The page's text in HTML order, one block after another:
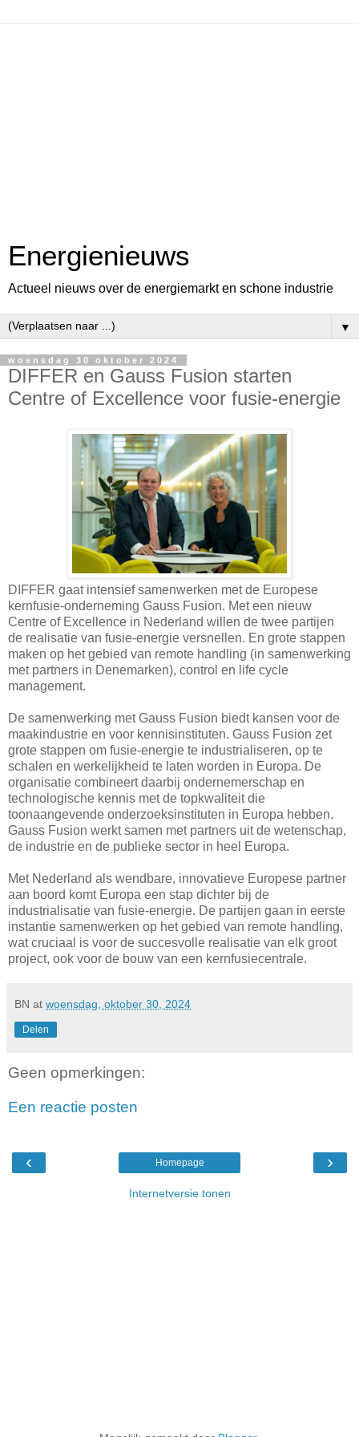
Energienieuws
Actueel nieuws over de energiemarkt en schone industrie
▼
woensdag 30 oktober 2024
DIFFER en Gauss Fusion starten
Centre of Excellence voor fusie-energie
DIFFER gaat intensief samenwerken met de Europese
kernfusie-onderneming Gauss Fusion. Met een nieuw
Centre of Excellence in Nederland willen de twee partijen
de realisatie van fusie-energie versnellen. En grote stappen
maken op het gebied van remote handling (in samenwerking
met partners in Denemarken), control en life cycle
management.
De samenwerking met Gauss Fusion biedt kansen voor de
maakindustrie en voor kennisinstituten. Gauss Fusion zet
grote stappen om fusie-energie te industrialiseren, op te
schalen en werkelijkheid te laten worden in Europa. De
organisatie combineert daarbij ondernemerschap en
technologische kennis met de topkwaliteit die
toonaangevende onderzoeksinstituten in Europa hebben.
Gauss Fusion werkt samen met partners uit de wetenschap,
de industrie en de publieke sector in heel Europa.
Met Nederland als wendbare, innovatieve Europese partner
aan boord komt Europa een stap dichter bij de
industrialisatie van fusie-energie. De partijen gaan in eerste
instantie samenwerken op het gebied van remote handling,
wat cruciaal is voor de succesvolle realisatie van elk groot
project, ook voor de bouw van een kernfusiecentrale.
BN at woensdag, oktober 30, 2024
Delen
Geen opmerkingen:
Een reactie posten
‹ ›
Homepage
Internetversie tonen